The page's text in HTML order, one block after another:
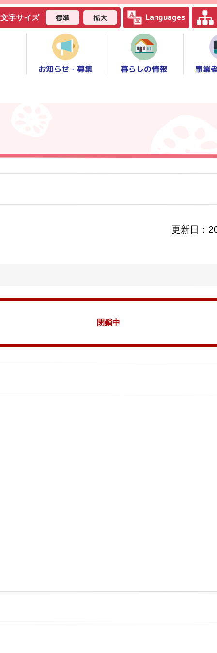
文字サイズ 標準 拡大 Languages
お知らせ・募集 暮らしの情報 事業
更新日：
閉鎖中